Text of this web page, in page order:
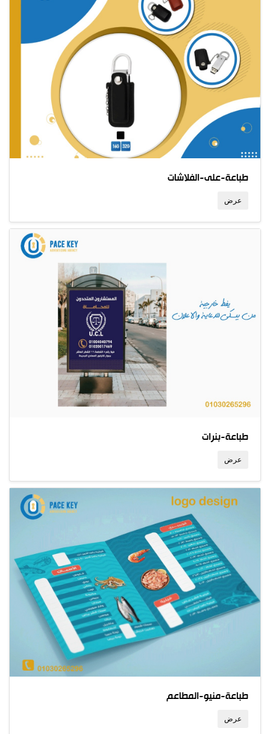
طباعة-على-الفلاشات
عرض
طباعة-بنرات
عرض
طباعة-منيو-المطاعم
عرض